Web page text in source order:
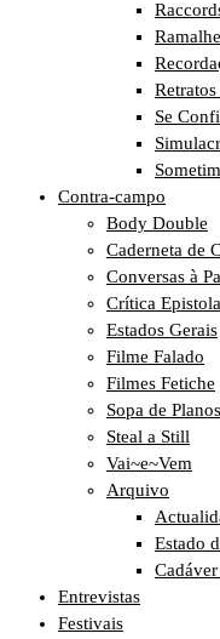
Se
Contra-campo
Body Double
Caderneta de
Conversas à
Crítica
Estados Gerais
Filme Falado
Filmes Fetiche
Sopa de Planos
Steal a Still
Vai~e~Vem
Arquivo
Estado
Entrevistas
Festivais